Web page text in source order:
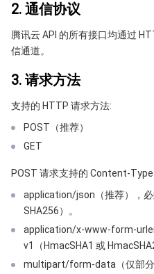
标签
云资源自动化 for
访问管理
操作审计
配置审计
控制中心
身份识别平台
腾讯云代码助手
腾讯云代码分析
腾讯云超级应用服务
腾讯云可观测平台
应用性能监控
前端性能监控
云拨测
Prometheus 监控服务
事件总线
腾讯云健康看板
API 与工具
云迁移
云 API
腾讯云命令行工具
软件产品公告专区
软件产品生命周期公告
专有云软件
腾讯专有云企业版 TCE
腾讯专有云PaaS平台 TCS
腾讯云数据库
TDSQL
其他文档
账号相关
消息中心
大数据处理套件 TBDS
操作系统
TencentOS Server
2. 通信协议
腾讯云 API 的所有接口均通过
信通道。
3. 请求方法
支持的 HTTP 请求方法:
POST（推荐）
GET
POST 请求支持的 Content-Type
application/json（推荐），
SHA256）。
application/x-www-form-
v1（HmacSHA1 或
multipart/form-data（仅部分